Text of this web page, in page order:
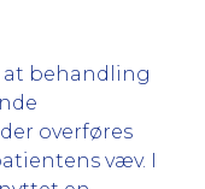
behandling
overføres
væv. I